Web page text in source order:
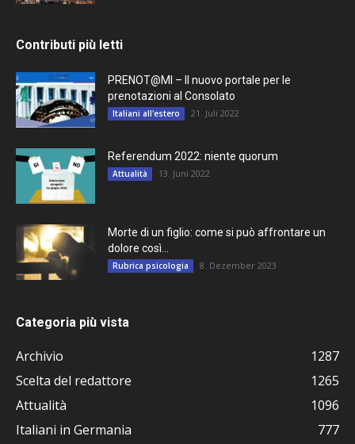
Contributi più letti
PRENOT@MI – Il nuovo portale per le
prenotazioni al Consolato
Italiani all'estero 21. Juli 2022
Referendum 2022: niente quorum
Attualità 13. Juni 2022
Morte di un figlio: come si può affrontare un
dolore così...
Rubrica psicologia 8. Dezember 2023
Categoria più vista
Archivio
1287
Scelta del redattore
1265
Attualità
1096
Italiani in Germania
777